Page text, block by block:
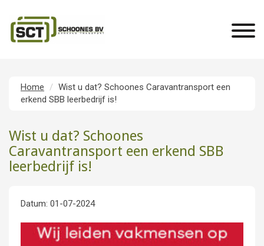
Home
Wist u dat? Schoones Caravantransport een
erkend SBB leerbedrijf is!
Wist u dat? Schoones
Caravantransport een erkend SBB
leerbedrijf is!
Datum: 01-07-2024